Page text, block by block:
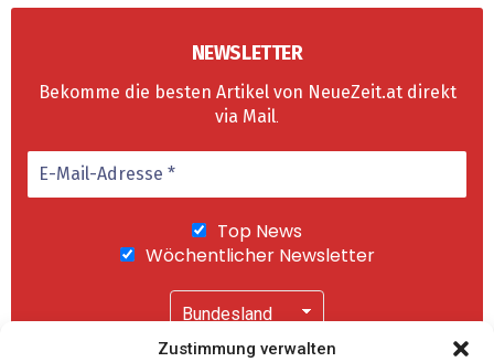
Zustimmung verwalten
NEWSLETTER
Bekomme die besten Artikel von NeueZeit.at direkt
via Mail.
Top News
Wöchentlicher Newsletter